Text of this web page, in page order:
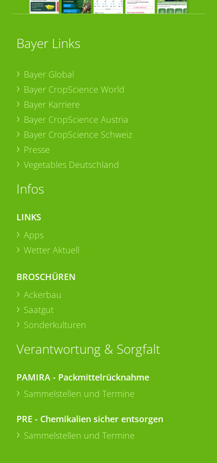
Bayer Links
Bayer Global
Bayer CropScience World
Bayer Karriere
Bayer CropScience Austria
Bayer CropScience Schweiz
Presse
Vegetables Deutschland
Infos
LINKS
Apps
Wetter Aktuell
BROSCHÜREN
Ackerbau
Saatgut
Sonderkulturen
Verantwortung & Sorgfalt
PAMIRA - Packmittelrücknahme
Sammelstellen und Termine
PRE - Chemikalien sicher entsorgen
Sammelstellen und Termine